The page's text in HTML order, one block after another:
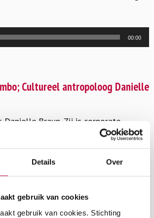
Details Over
gebruik van cookies
gebruik van cookies. Stichting
00:00
Cultureel antropoloog Danielle
Danielle Braun. Zij is corporate
van de Academie voor
auteur van het boek ‘De Corporate
van een Inclusie Tribe.